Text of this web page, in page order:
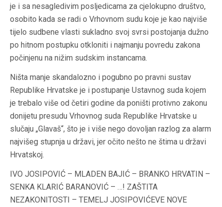
je i sa nesagledivim posljedicama za cjelokupno društvo,
osobito kada se radi o Vrhovnom sudu koje je kao najviše
tijelo sudbene vlasti sukladno svoj svrsi postojanja dužno
po hitnom postupku otkloniti i najmanju povredu zakona
počinjenu na nižim sudskim instancama.
Ništa manje skandalozno i pogubno po pravni sustav
Republike Hrvatske je i postupanje Ustavnog suda kojem
je trebalo više od četiri godine da poništi protivno zakonu
donijetu presudu Vrhovnog suda Republike Hrvatske u
slučaju „Glavaš“, što je i više nego dovoljan razlog za alarm
najvišeg stupnja u državi, jer očito nešto ne štima u državi
Hrvatskoj.
IVO JOSIPOVIĆ – MLADEN BAJIĆ – BRANKO HRVATIN –
SENKA KLARIĆ BARANOVIĆ – …! ZAŠTITA
NEZAKONITOSTI – TEMELJ JOSIPOVIĆEVE NOVE